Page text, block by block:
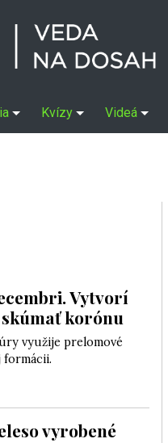
Kvízy Videá
Vytvorí
korónu
využije prelomové
vyrobené